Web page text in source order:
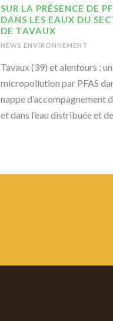
SUR LA PRÉSENCE DE
DANS LES EAUX DU
DE TAVAUX
NEWS ENVIRONNEMENT
Tavaux (39) et alentours :
micropollution par PFAS
nappe d’accompagnement
et dans l’eau distribuée et